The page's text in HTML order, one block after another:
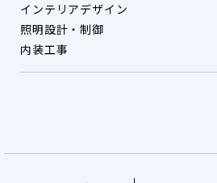
インテリアデザイン
照明設計・制御
内装工事